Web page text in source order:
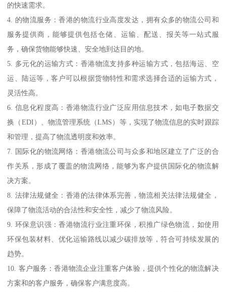
的快速需求。
4. 的物流服务：香港的物流行业高度发达，拥有众多的物流公司和
服务提供商，能够提供包括仓储、运输、配送、报关等一站式服
务，确保货物能够快速、安全地到达目的地。
5. 多元化的运输方式：香港物流支持多种运输方式，包括海运、空
运、陆运等，客户可以根据货物特性和需求选择合适的运输方式，
灵活性高。
6. 信息化程度高：香港物流行业广泛应用信息技术，如电子数据交
换（EDI）、物流管理系统（LMS）等，实现了物流信息的实时跟踪
和管理，提高了物流透明度和效率。
7. 国际化的物流网络：香港物流公司与众多和地区建立了广泛的合
作关系，形成了覆盖的物流网络，能够为客户提供国际化的物流解
决方案。
8. 法律法规健全：香港的法律体系完善，物流相关法律法规健全，
保障了物流活动的合法性和安全性，减少了物流风险。
9. 环保意识强：香港物流行业注重环保，积推广绿色物流，如使用
环保包装材料、优化运输路线以减少碳排放等，符合可持续发展的
趋势。
10. 客户服务：香港物流企业注重客户体验，提供个性化的物流解决
方案和的客户服务，确保客户满意度高。